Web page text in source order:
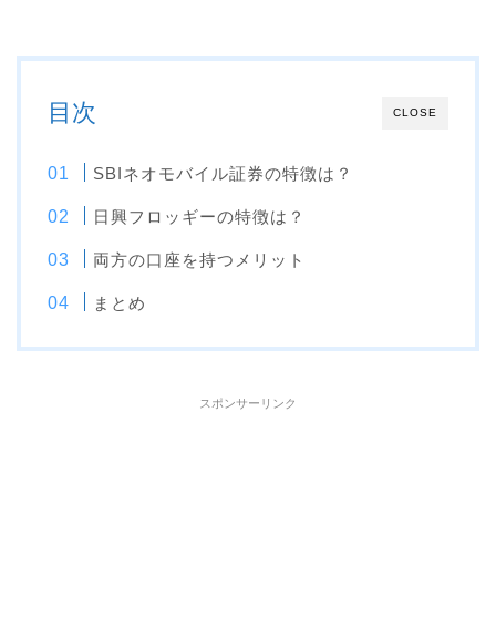
CLOSE
目次
SBIネオモバイル証券の特徴は？
日興フロッギーの特徴は？
両方の口座を持つメリット
まとめ
スポンサーリンク